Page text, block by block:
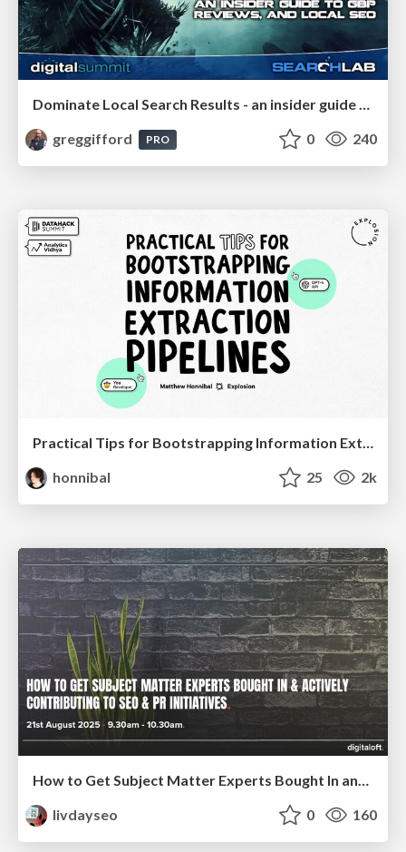
Dominate Local Search Results - an insider guide to GBP, reviews, and Local SEO
greggifford
PRO 0 240
honnibal
25 2k
How to Get Subject Matter Experts Bought In and Actively Contributing to SEO & PR Initiatives.
livdayseo
0 160